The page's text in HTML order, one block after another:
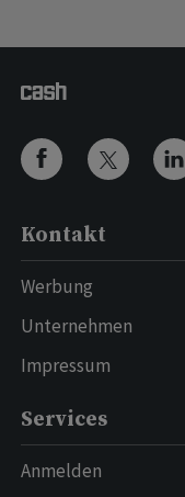
Kontakt
Werbung
Unternehmen
Impressum
Services
Anmelden